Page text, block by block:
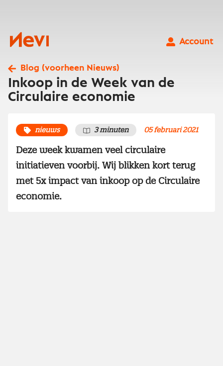
Nevi
Account
Blog (voorheen Nieuws)
Inkoop in de Week van de
Circulaire economie
nieuws 3 minuten 05 februari 2021
Deze week kwamen veel circulaire
initiatieven voorbij. Wij blikken kort terug
met 5x impact van inkoop op de Circulaire
economie.